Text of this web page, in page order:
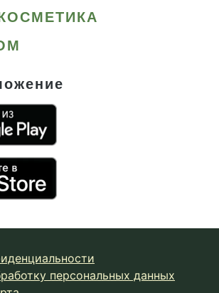
персональных данных